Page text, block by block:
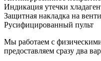
Индикация утечки
Защитная накладка на
Русифицированный пульт
Мы работаем с
предоставляем сразу два